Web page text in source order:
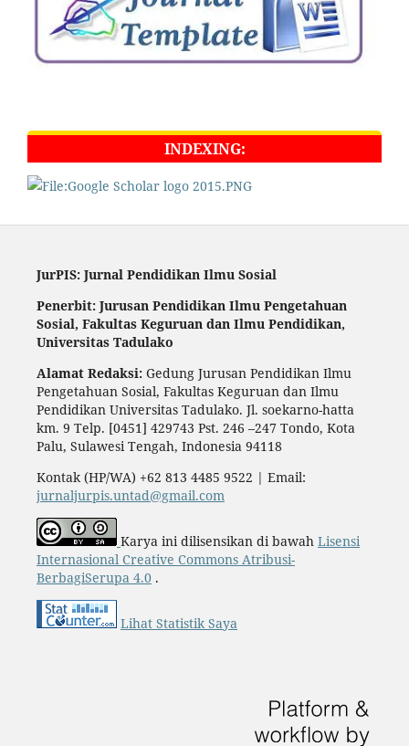
INDEXING:
JurPIS: Jurnal Pendidikan Ilmu Sosial
Penerbit: Jurusan Pendidikan Ilmu Pengetahuan
Sosial, Fakultas Keguruan dan Ilmu Pendidikan,
Universitas Tadulako
Alamat Redaksi:Gedung Jurusan Pendidikan Ilmu
Pengetahuan Sosial, Fakultas Keguruan dan Ilmu
Pendidikan Universitas Tadulako. Jl. soekarno-hatta
km. 9 Telp. [0451] 429743 Pst. 246 –247 Tondo, Kota
Palu, Sulawesi Tengah, Indonesia 94118
Kontak (HP/WA) +62 813 4485 9522 | Email:
jurnaljurpis.untad@gmail.com
Karya ini dilisensikan di bawah Lisensi
Internasional Creative Commons Atribusi-
BerbagiSerupa 4.0.
Lihat Statistik Saya